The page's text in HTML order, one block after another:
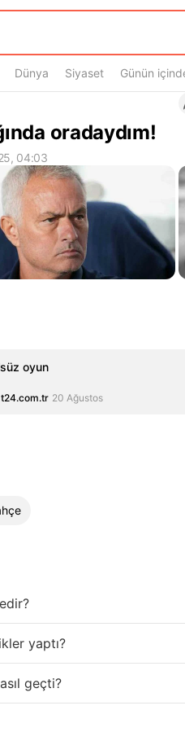
Dünya Siyaset Günün
oradaydım!
04:03
oyun
t24.com.tr 20 Ağustos
yaptı?
geçti?